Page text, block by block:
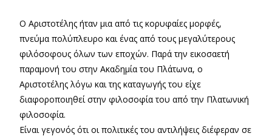
Ο Αριστοτέλης ήταν μια από τις κορυφαίες μορφές,
πνεύμα πολύπλευρο και ένας από τους μεγαλύτερους
φιλόσοφους όλων των εποχών. Παρά την εικοσαετή
παραμονή του στην Ακαδημία του Πλάτωνα, ο
Αριστοτέλης λόγω και της καταγωγής του είχε
διαφοροποιηθεί στην φιλοσοφία του από την Πλατωνική
φιλοσοφία.
Είναι γεγονός ότι οι πολιτικές του αντιλήψεις διέφεραν σε